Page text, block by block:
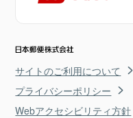
サイトのご利用について
プライバシーポリシー
Webアクセシビリティ方針